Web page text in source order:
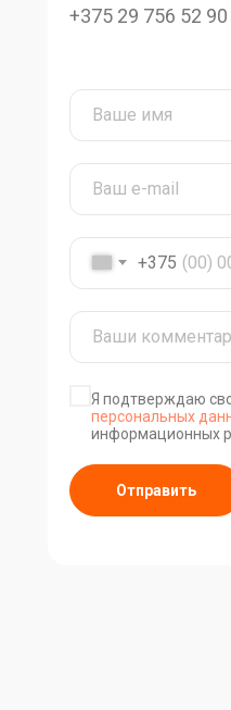
+375
Я подтверждаю
персональных
информационных
Отправить
+375 29 756 52 90